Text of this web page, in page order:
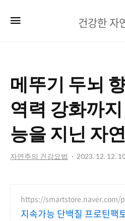
강
연
주
의
건강한 자
메뚜기 두뇌
역력 강화까
능을 지닌 자
자연주의 건강요법 2023. 12. 12.
https://smartstore.naver.com/
지속가능 단백질 프로틴팩